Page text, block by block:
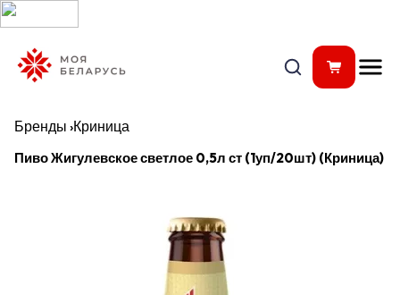
Бренды ›Криница
Пиво Жигулевское светлое 0,5л ст (1уп/20шт) (Криница)